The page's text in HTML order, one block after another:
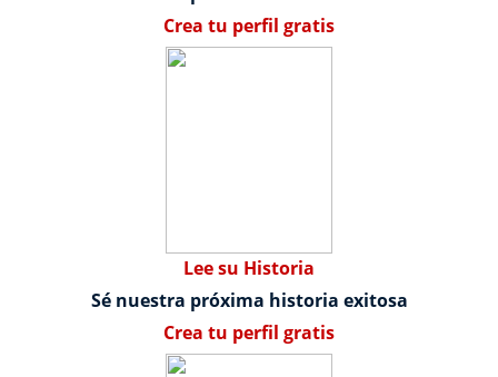
Crea tu perfil gratis
Lee su Historia
Sé nuestra próxima historia exitosa
Crea tu perfil gratis